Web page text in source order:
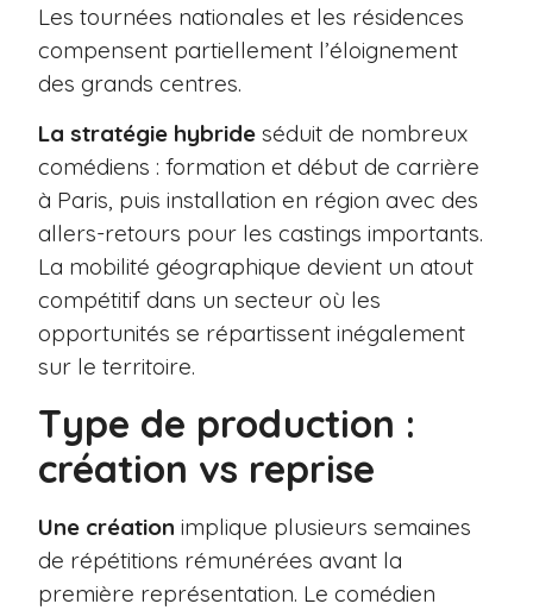
Les tournées nationales et les résidences
compensent partiellement l’éloignement
des grands centres.
La stratégie hybride séduit de nombreux
comédiens : formation et début de carrière
à Paris, puis installation en région avec des
allers-retours pour les castings importants.
La mobilité géographique devient un atout
compétitif dans un secteur où les
opportunités se répartissent inégalement
sur le territoire.
Type de production :
création vs reprise
Une création implique plusieurs semaines
de répétitions rémunérées avant la
première représentation. Le comédien